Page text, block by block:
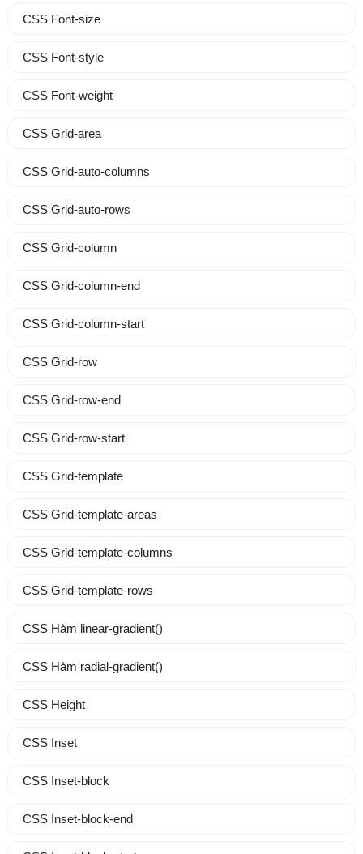
CSS Font-size
CSS Font-style
CSS Font-weight
CSS Grid-area
CSS Grid-auto-columns
CSS Grid-auto-rows
CSS Grid-column
CSS Grid-column-end
CSS Grid-column-start
CSS Grid-row
CSS Grid-row-end
CSS Grid-row-start
CSS Grid-template
CSS Grid-template-areas
CSS Grid-template-columns
CSS Grid-template-rows
CSS Hàm linear-gradient()
CSS Hàm radial-gradient()
CSS Height
CSS Inset
CSS Inset-block
CSS Inset-block-end